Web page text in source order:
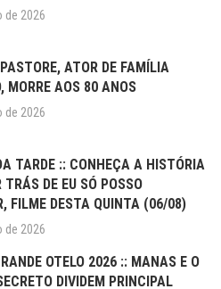
de 2026
ATOR DE FAMÍLIA
MORRE AOS 80 ANOS
de 2026
TARDE :: CONHEÇA A HISTÓRIA
TRÁS DE EU SÓ POSSO
FILME DESTA QUINTA (06/08)
de 2026
OTELO 2026 :: MANAS E O
DIVIDEM PRINCIPAL